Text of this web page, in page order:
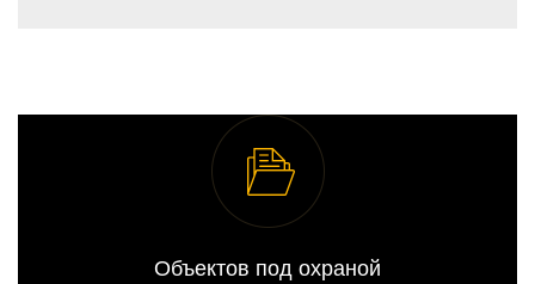
Объектов под охраной